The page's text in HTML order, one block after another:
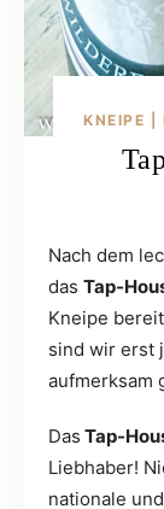
KNEIPE |
Nach dem
das Tap-
Kneipe
sind wir erst
aufmerksam
Das Tap-
Liebhaber!
nationale